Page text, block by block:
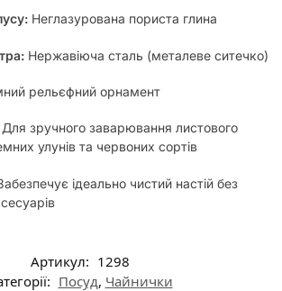
Неглазурована пориста глина
Нержавіюча сталь (металеве ситечко)
рельєфний орнамент
Для зручного заварювання листового
улунів та червоних сортів
ідеально чистий настій без
Артикул: 1298
Посуд, Чайнички